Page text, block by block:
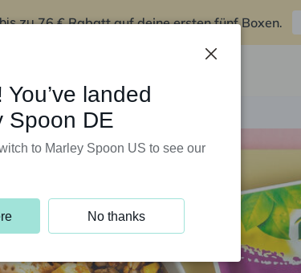
zu76 € Rabatt auf deine ersten fünf Boxen.
landed
Spoon DE
to Marley Spoon US to see our
No thanks